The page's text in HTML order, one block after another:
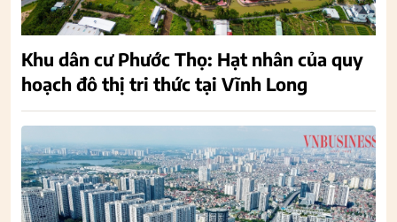
Khu dân cư Phước Thọ: Hạt nhân của quy
hoạch đô thị tri thức tại Vĩnh Long